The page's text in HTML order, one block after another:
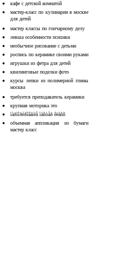
кафе с детской комнатой
мастер-класс по кулинарии в москве
для детей
мастер классы по гончарному делу
левша особенности психики
необычное рисование с детьми
роспись по керамике своими руками
игрушки из фетра для детей
квилинговые поделки фото
курсы лепки из полимерной глины
москва
требуется преподаватель керамики
крупная моторика это
ìàðìîðèðîâàíèå ìàñòåð êëàññ
объемная аппликация из бумаги
мастер класс